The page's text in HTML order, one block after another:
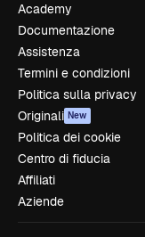
Academy
Documentazione
Assistenza
Termini e condizioni
Politica sulla privacy
Originali New
Politica dei cookie
Centro di fiducia
Affiliati
Aziende